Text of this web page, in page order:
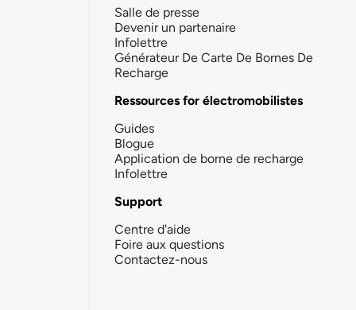
Salle de presse
Devenir un partenaire
Infolettre
Générateur De Carte De Bornes De
Recharge
Ressources for électromobilistes
Guides
Blogue
Application de borne de recharge
Infolettre
Support
Centre d'aide
Foire aux questions
Contactez-nous